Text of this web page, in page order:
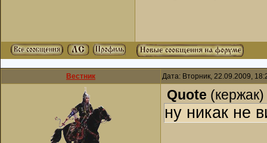
Вестник Дата: Вторник, 22.09.2009,
Quote (кержак)
ну никак не